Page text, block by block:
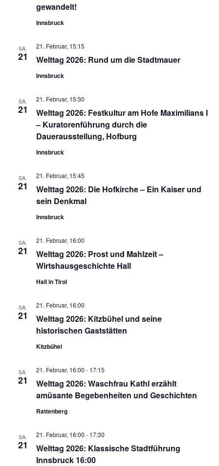
gewandelt!
Innsbruck
SA.
21 Welttag 2026: Rund um die Stadtmauer
21. Februar, 15:15
Innsbruck
SA.
21
Welttag 2026: Festkultur am Hofe Maximilians I
– Kuratorenführung durch die
Dauerausstellung, Hofburg
21. Februar, 15:30
Innsbruck
SA.
21
Welttag 2026: Die Hofkirche – Ein Kaiser und
sein Denkmal
21. Februar, 15:45
Innsbruck
SA.
21
Welttag 2026: Prost und Mahlzeit –
Wirtshausgeschichte Hall
21. Februar, 16:00
Hall in Tirol
SA.
21
Welttag 2026: Kitzbühel und seine
historischen Gaststätten
21. Februar, 16:00
Kitzbühel
SA.
21
Welttag 2026: Waschfrau Kathl erzählt
amüsante Begebenheiten und Geschichten
21. Februar, 16:00 - 17:15
Rattenberg
SA.
21
Welttag 2026: Klassische Stadtführung
Innsbruck 16:00
21. Februar, 16:00 - 17:30